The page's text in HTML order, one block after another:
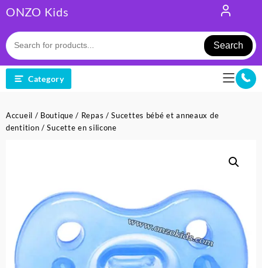
to
content
ONZO Kids
Search
Category
Accueil / Boutique / Repas /Sucettes bébé et anneaux de
dentition / Sucette en silicone